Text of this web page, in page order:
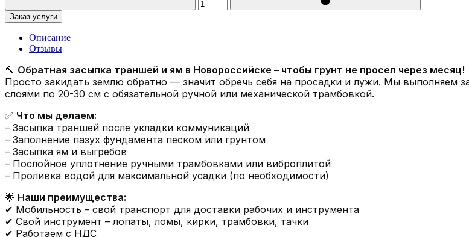
Заказ услуги
Описание
Отзывы
🔨 Обратная засыпка траншей и ям в Новороссийске – чтобы грунт не просел через месяц!
Просто закидать землю обратно — значит обречь себя на просадки и лужи. Мы выполняем
слоями по 20-30 см с обязательной ручной или механической трамбовкой.
✅ Что мы делаем:
– Засыпка траншей после укладки коммуникаций
– Заполнение пазух фундамента песком или грунтом
– Засыпка ям и выгребов
– Послойное уплотнение ручными трамбовками или виброплитой
– Проливка водой для максимальной усадки (по необходимости)
🌟 Наши преимущества:
✔ Мобильность – свой транспорт для доставки рабочих и инструмента
✔ Свой инструмент – лопаты, ломы, кирки, трамбовки, тачки
✔ Работаем с НДС